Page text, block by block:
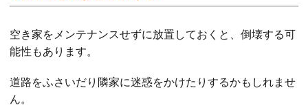
空き家をメンテナンスせずに放置しておくと、倒壊する可
能性もあります。
道路をふさいだり隣家に迷惑をかけたりするかもしれませ
ん。